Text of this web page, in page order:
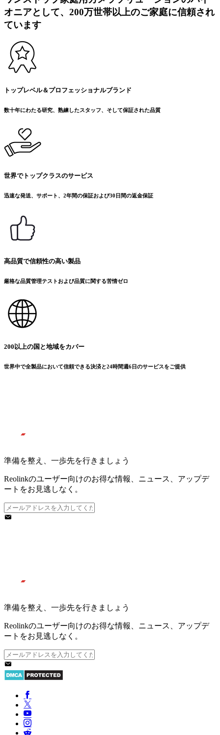
オニアとして、200万世帯以上のご家庭に信頼され
ています
トップレベル＆プロフェッショナルブランド
数十年にわたる研究、熟練したスタッフ、そして保証された品質
世界でトップクラスのサービス
迅速な発送、サポート、2年間の保証および30日間の返金保証
高品質で信頼性の高い製品
厳格な品質管理テストおよび品質に関する苦情ゼロ
200以上の国と地域をカバー
世界中で全製品において信頼できる決済と24時間週6日のサービスをご提供
準備を整え、一歩先を行きましょう
Reolinkのユーザー向けのお得な情報、ニュース、アップデ
ートをお見逃しなく。
準備を整え、一歩先を行きましょう
Reolinkのユーザー向けのお得な情報、ニュース、アップデ
ートをお見逃しなく。